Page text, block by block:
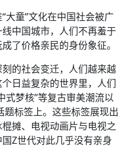
大童”文化在中国社会被广
中国城市，人们不再羞于
了价格亲民的身份象征。
的社会变迁，人们越来越
日益复杂的世界里，人们
式梦核”等复古审美潮流以
题标签上。这些标签展现出
摊、电视动画片与电视之
Z世代对此几乎没有亲身